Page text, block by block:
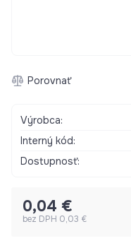
Porovnať
Výrobca:
Interný kód:
Dostupnosť:
0,04 €
bez DPH 0,03 €